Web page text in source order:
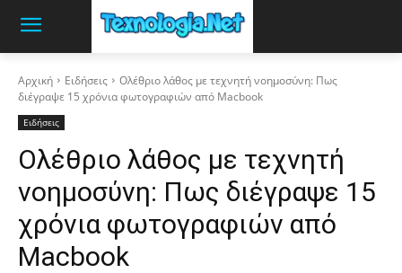
Αρχική Ειδήσεις
Ολέθριο λάθος με τεχνητή νοημοσύνη: Πως
διέγραψε 15 χρόνια φωτογραφιών από Macbook
Ειδήσεις
Ολέθριο λάθος με τεχνητή
νοημοσύνη: Πως διέγραψε 15
χρόνια φωτογραφιών από
Macbook